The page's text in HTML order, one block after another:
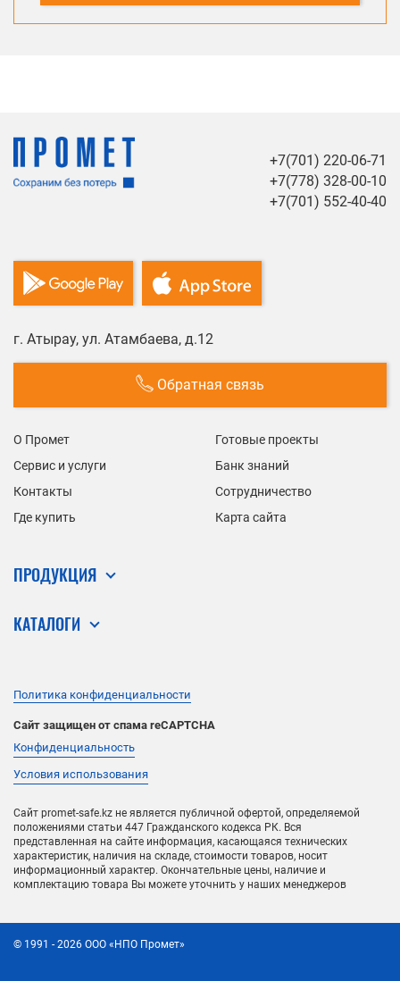
+7(701) 220-06-71
+7(778) 328-00-10
+7(701) 552-40-40
г. Атырау, ул. Атамбаева, д.12
Обратная связь
О Промет
Готовые проекты
Сервис и услуги
Банк знаний
Контакты
Сотрудничество
Где купить
Карта сайта
ПРОДУКЦИЯ
КАТАЛОГИ
Политика конфиденциальности
Сайт защищен от спама reCAPTCHA
Конфиденциальность
Условия использования
Сайт promet-safe.kz не является публичной офертой, определяемой
положениями статьи 447 Гражданского кодекса РК. Вся
представленная на сайте информация, касающаяся технических
характеристик, наличия на складе, стоимости товаров, носит
информационный характер. Окончательные цены, наличие и
комплектацию товара Вы можете уточнить у наших менеджеров
© 1991 - 2026 ООО «НПО Промет»